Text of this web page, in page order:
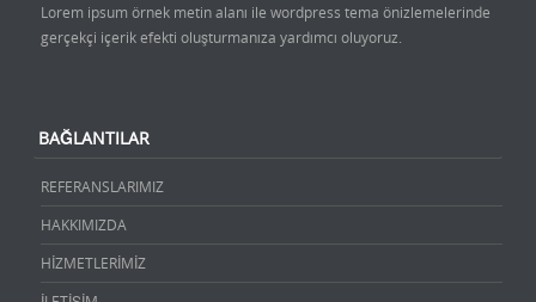
Lorem ipsum örnek metin alanı ile wordpress tema önizlemelerinde
gerçekçi içerik efekti oluşturmanıza yardımcı oluyoruz.
BAĞLANTILAR
REFERANSLARIMIZ
HAKKIMIZDA
HİZMETLERİMİZ